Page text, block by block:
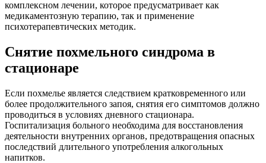
комплексном лечении, которое предусматривает как
медикаментозную терапию, так и применение
психотерапевтических методик.
Снятие похмельного синдрома в
стационаре
Если похмелье является следствием кратковременного или
более продолжительного запоя, снятия его симптомов должно
проводиться в условиях дневного стационара.
Госпитализация больного необходима для восстановления
деятельности внутренних органов, предотвращения опасных
последствий длительного употребления алкогольных
напитков.